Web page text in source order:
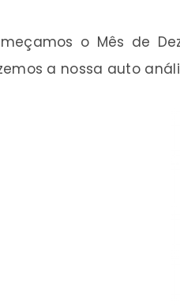
o Mês de
a nossa auto